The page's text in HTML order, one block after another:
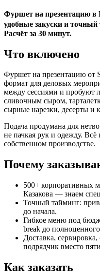
Фуршет на презентацию
удобные закуски и точный
Расчёт за 30 минут.
Что включено
Фуршет на презентацию от
формат для деловых
между сессиями и пробуют
сливочным сыром,
сырные нарезки, десерты и
Подача продумана для
не пачкая рук и одежду.
собственном производстве.
Почему
500+ корпоративных
Казакова — знаем
Точный тайминг:
до начала.
Гибкое меню под
break до
Доставка,
подрядчик вместо
Как заказать